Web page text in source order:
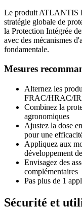
Le produit ATLANTIS
stratégie globale de
la Protection Intégrée
avec des mécanismes
fondamentale.
Mesures
Alternez les
FRAC/HRAC/
Combinez la
agronomiques
Ajustez la dose
pour une
Appliquez aux
développement
Envisagez des
complémentaires
Pas plus de 1
Sécurité et